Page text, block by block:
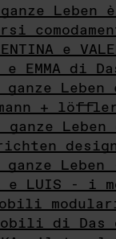
ganze
e
e EMMA di
ganze
+
ganze
ganze
e LUIS - i
di Das